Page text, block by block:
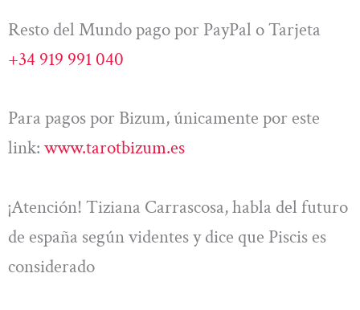
Resto del Mundo pago por PayPal o Tarjeta
+34 919 991 040
Para pagos por Bizum, únicamente por este
link: www.tarotbizum.es
¡Atención! Tiziana Carrascosa, habla del futuro
de españa según videntes y dice que Piscis es
considerado